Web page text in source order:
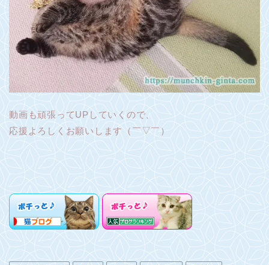
動画も頑張ってUPしていくので、
応援よろしくお願いします（￣▽￣）ゞ